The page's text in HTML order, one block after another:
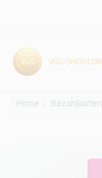
Home Bezahlkarten